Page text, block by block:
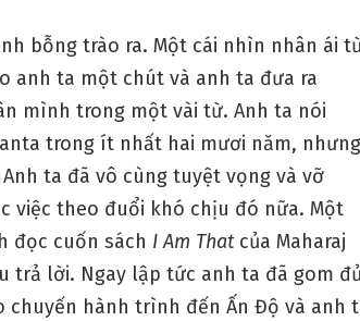
bỗng trào ra. Một cái nhìn nhân ái
anh ta một chút và anh ta đưa ra
mình trong một vài từ. Anh ta nói
trong ít nhất hai mươi năm, nhưng
ta đã vô cùng tuyệt vọng và vỡ
việc theo đuổi khó chịu đó nữa. Một
đọc cuốn sách I Am Thatcủa Maharaj
trả lời. Ngay lập tức anh ta đã gom đủ
hành trình đến Ấn Độ và anh